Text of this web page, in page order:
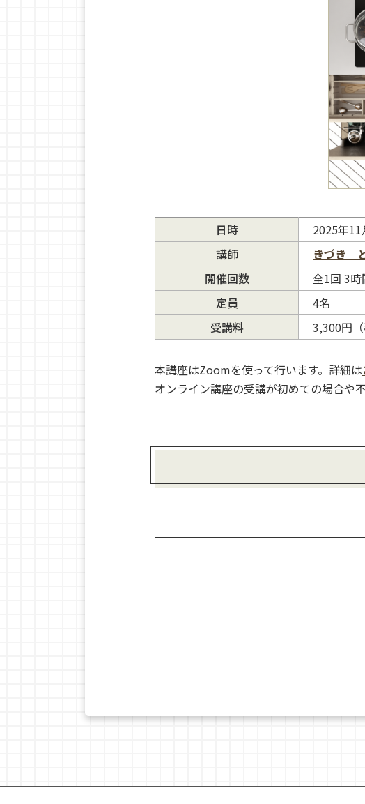
日時
2025年
講師
きづき
開催回数
全1回 3時
定員
4名
受講料
3,300円
本講座はZoomを使って行います。詳細は
オンライン講座の受講が初めての場合や